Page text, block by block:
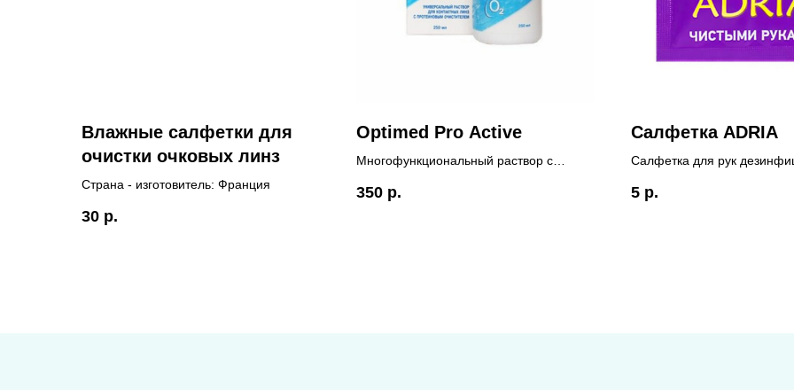
Влажные салфетки для
очистки очковых линз
Страна - изготовитель: Франция
30 р.
Optimed Pro Active
Многофункциональный раствор с
всех типов МКЛ
350 р.
Салфетка ADRIA
Салфетка для рук
5 р.